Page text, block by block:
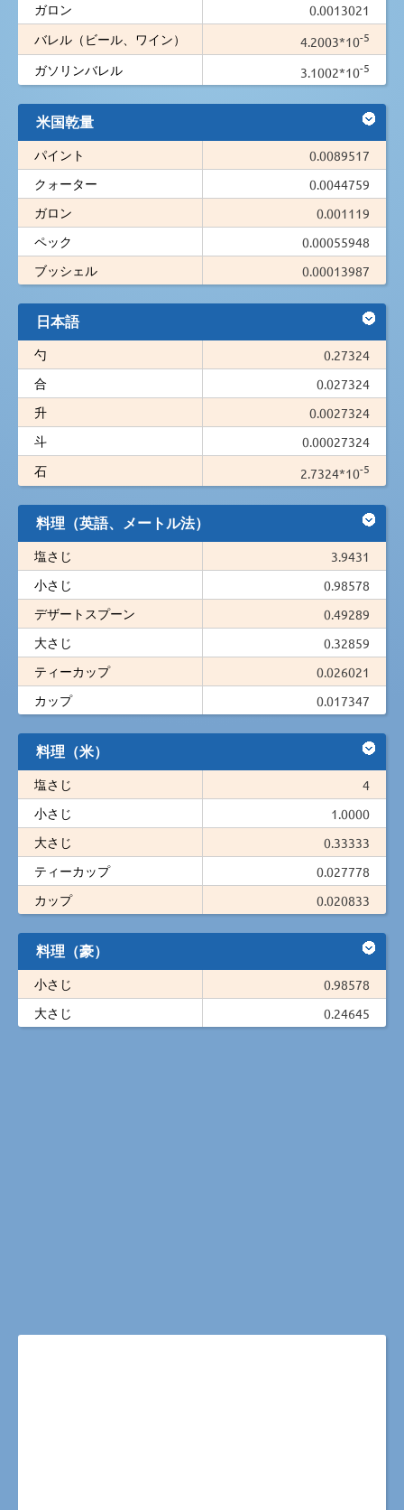
ガロン
0.0013021
バレル（ビール、ワイン）
4.2003*10-5
ガソリンバレル 3.1002*10-5
米国乾量
パイント
0.0089517
クォーター
0.0044759
ガロン
0.001119
ペック
0.00055948
ブッシェル
0.00013987
日本語
勺
0.27324
合
0.027324
升
0.0027324
斗
0.00027324
石
2.7324*10-5
料理（英語、メートル法）
塩さじ
3.9431
小さじ
0.98578
デザートスプーン
0.49289
大さじ
0.32859
ティーカップ
0.026021
カップ
0.017347
料理（米）
塩さじ
4
小さじ
1.0000
大さじ
0.33333
ティーカップ
0.027778
カップ
0.020833
料理（豪）
小さじ
0.98578
大さじ
0.24645